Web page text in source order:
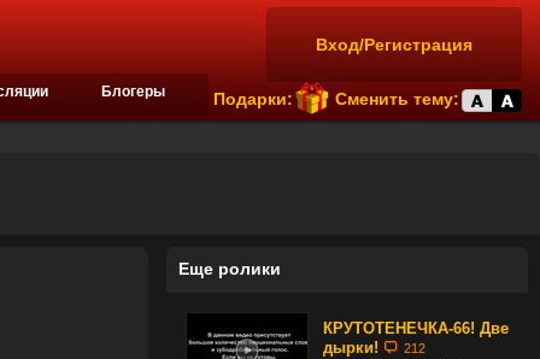
Вход/Регистрация
Подарки: Сменить тему:
Блогеры
Еще ролики
КРУТОТЕНЕЧКА-66! Две
дырки!
212